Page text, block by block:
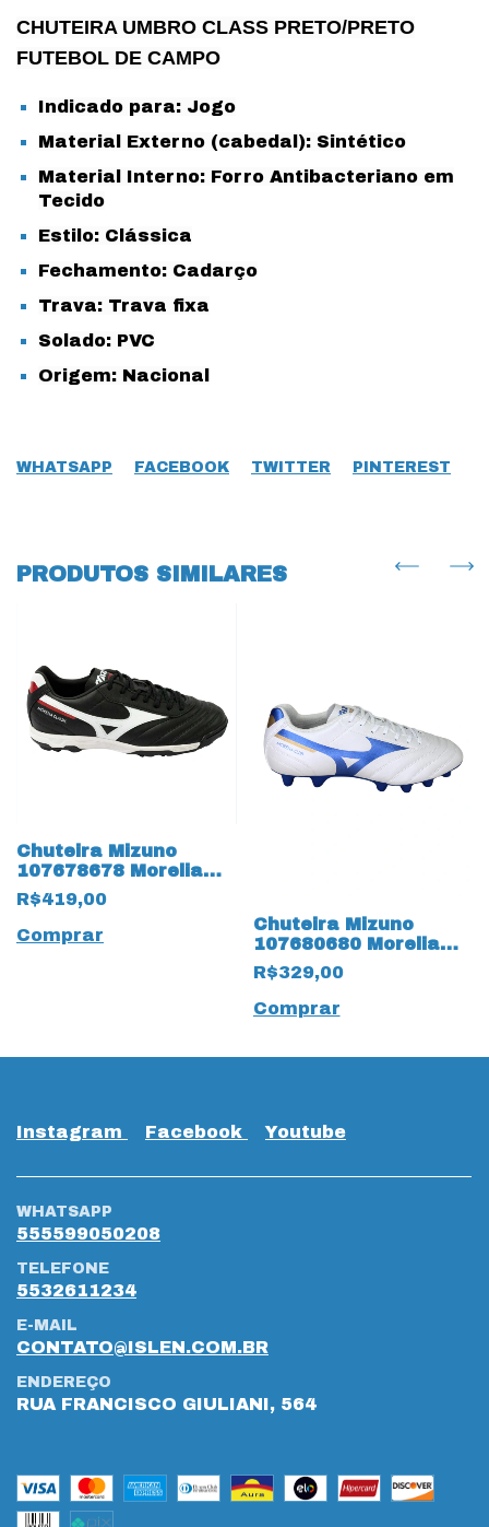
CHUTEIRA UMBRO CLASS PRETO/PRETO
FUTEBOL DE CAMPO
Indicado para: Jogo
Material Externo (cabedal): Sintético
Material Interno: Forro Antibacteriano em
Tecido
Estilo: Clássica
Fechamento: Cadarço
Trava: Trava fixa
Solado: PVC
Origem: Nacional
WHATSAPP FACEBOOK TWITTER PINTEREST
PRODUTOS SIMILARES
Chuteira Mizuno
107678678 Morelia
Classic Society 16855
Preto
R$419,00
Comprar
Chuteira Mizuno
107680680 Morelia
Club MD 17508
Branco Pérola
R$329,00
Comprar
Instagram Facebook Youtube
WHATSAPP
555599050208
TELEFONE
5532611234
E-MAIL
CONTATO@ISLEN.COM.BR
ENDEREÇO
RUA FRANCISCO GIULIANI, 564